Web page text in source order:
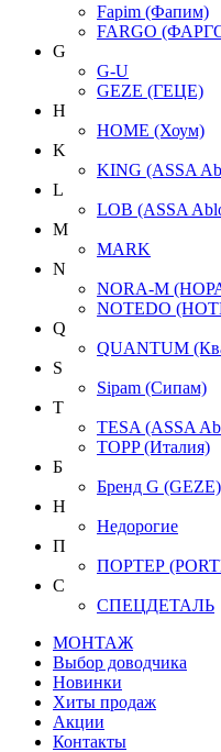
Fapim (Фапим)
FARGO
G
G-U
GEZE (ГЕЦЕ)
H
HOME (Хоум)
K
KING (ASSA
L
LOB (ASSA
M
MARK
N
NORA-M
NOTEDO
Q
QUANTUM
S
Sipam (Сипам)
T
TESA (ASSA
TOPP (Италия)
Б
Бренд G (GEZE)
Н
Недорогие
П
ПОРТЕР
С
СПЕЦДЕТАЛЬ
МОНТАЖ
Выбор доводчика
Новинки
Хиты продаж
Акции
Контакты